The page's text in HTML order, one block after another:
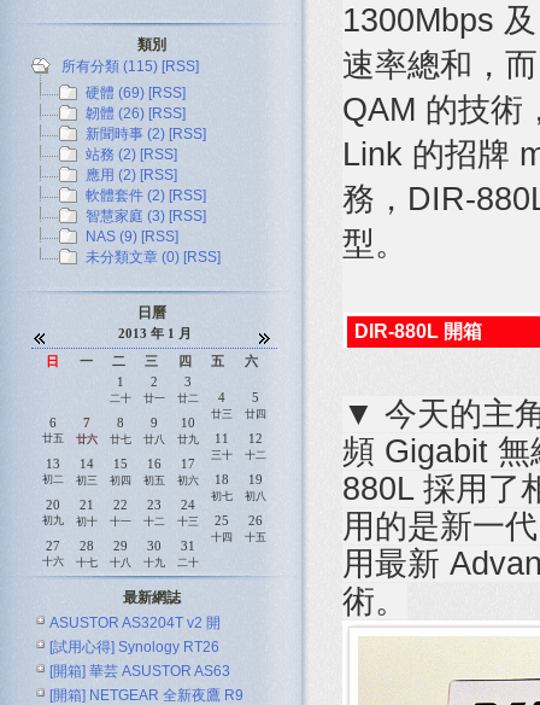
1300Mbps
速率總和，
QAM 的技術
Link 的招牌
務，DIR-
型。
DIR-880L 開箱
▼ 今天的主
頻 Gigabit
880L 採用了
用的是新一
用最新
術。
類別
所有分類 (115) [RSS]
硬體 (69) [RSS]
韌體 (26) [RSS]
新聞時事 (2) [RSS]
站務 (2) [RSS]
應用 (2) [RSS]
軟體套件 (2) [RSS]
智慧家庭 (3) [RSS]
NAS (9) [RSS]
未分類文章 (0) [RSS]
日曆
2013 年 1 月
日
一 二 三 四 五
六
1
二十
2
廿一
3
廿二 4
廿三
5
廿四
6
廿五
7
廿六
8
廿七
9
廿八
10
廿九 11
三十
12
十二
13
初二
14
初三
15
初四
16
初五
17
初六 18
初七
19
初八
20
初九
21
初十
22
十一
23
十二
24
十三 25
十四
26
十五
27
十六
28
十七
29
十八
30
十九
31
二十
最新網誌
ASUSTOR AS3204T v2 開
[試用心得] Synology RT26
[開箱] 華芸 ASUSTOR AS63
[開箱] NETGEAR 全新夜鷹 R9